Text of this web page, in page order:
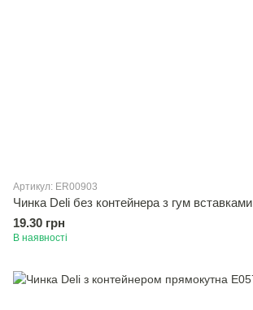
Артикул: ER00903
Чинка Deli без контейнера з гум вставками
19.30 грн
В наявності